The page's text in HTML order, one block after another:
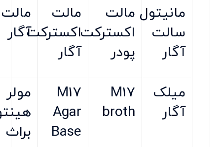
مانیتول
سالت
آگار
مالت
اکسترکت
پودر
مالت
اکسترکت
آگار
مالت
آگار
میلک
آگار
M17
broth
M17
Agar
Base
مولر
براث